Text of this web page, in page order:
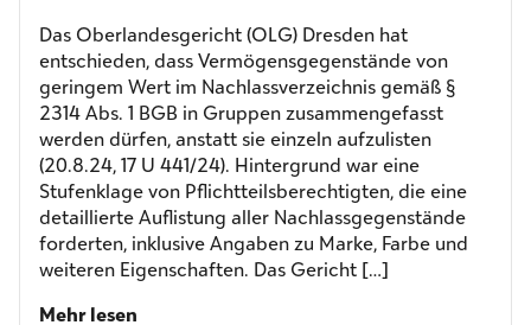
Das Oberlandesgericht (OLG) Dresden hat
entschieden, dass Vermögensgegenstände von
geringem Wert im Nachlassverzeichnis gemäß §
2314 Abs. 1 BGB in Gruppen zusammengefasst
werden dürfen, anstatt sie einzeln aufzulisten
(20.8.24, 17 U 441/24). Hintergrund war eine
Stufenklage von Pflichtteilsberechtigten, die eine
detaillierte Auflistung aller Nachlassgegenstände
forderten, inklusive Angaben zu Marke, Farbe und
weiteren Eigenschaften. Das Gericht […]
Mehr lesen